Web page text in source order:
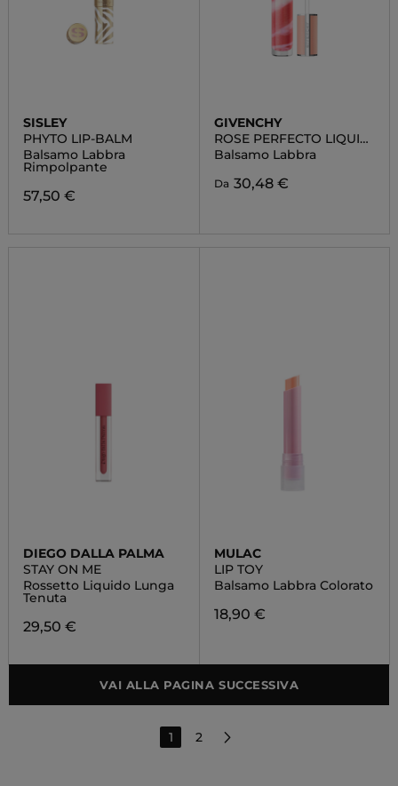
SISLEY
PHYTO LIP-BALM
Balsamo Labbra
Rimpolpante
57,50 €
GIVENCHY
ROSE PERFECTO LIQUID
LIP BALM
Balsamo Labbra
Da 30,48 €
DIEGO DALLA PALMA
STAY ON ME
Rossetto Liquido Lunga
Tenuta
29,50 €
MULAC
LIP TOY
Balsamo Labbra Colorato
18,90 €
VAI ALLA PAGINA SUCCESSIVA
1 2